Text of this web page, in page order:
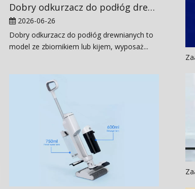
Dobry odkurzacz do podłóg drewnianych: przewodnik chroniący przed zarysowaniami
2026-06-26
Dobry odkurzacz do podłóg drewnianych to
model ze zbiornikiem lub kijem, wyposaż...